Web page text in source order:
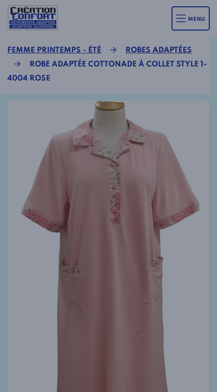
MENU
FEMME PRINTEMPS - ÉTÉ
ROBES ADAPTÉES
ROBE ADAPTÉE COTTONADE À COLLET STYLE 1-
4004 ROSE